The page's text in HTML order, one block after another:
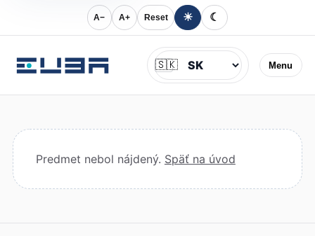
A− A+ Reset ☀ ☾
Menu
Jazyk
🇸🇰
Predmet nebol nájdený. Späť na úvod